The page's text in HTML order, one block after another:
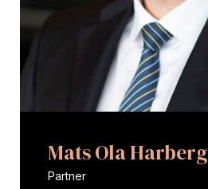
Mats Ola Harberg
Partner